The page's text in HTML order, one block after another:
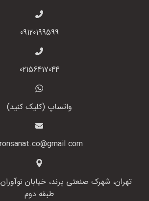
09120199599
02156417044
واتساپ (کلیک کنید)
طبقه دوم